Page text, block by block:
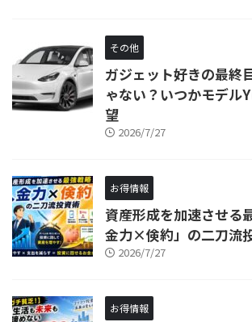
その他
ガジェット好きの最終
ゃない？いつかモデル
望
2026/7/27
お得情報
資産形成を加速させる
金力×倹約」の二刀流
2026/7/27
お得情報